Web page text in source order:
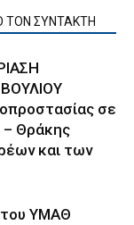
ΤΟΝ ΣΥΝΤΑΚΤΗ
σε
– Θράκης
και των
του ΥΜΑΘ